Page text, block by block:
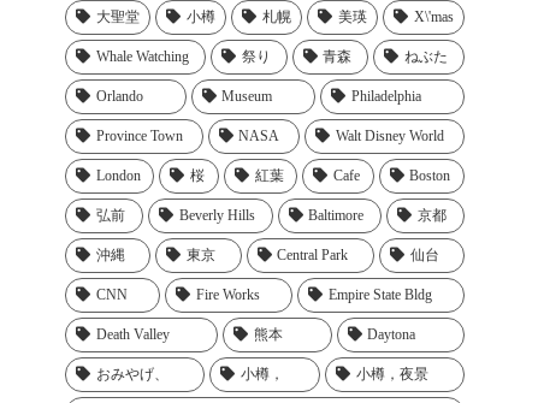
大聖堂 小樽 札幌 美瑛 X\'mas
Whale Watching 祭り 青森 ねぶた
Orlando Museum Philadelphia
Province Town NASA Walt Disney World
London 桜 紅葉 Cafe Boston
弘前 Beverly Hills Baltimore 京都
沖縄 東京 Central Park 仙台
CNN Fire Works Empire State Bldg
Death Valley 熊本 Daytona
おみやげ、 小樽， 小樽，夜景